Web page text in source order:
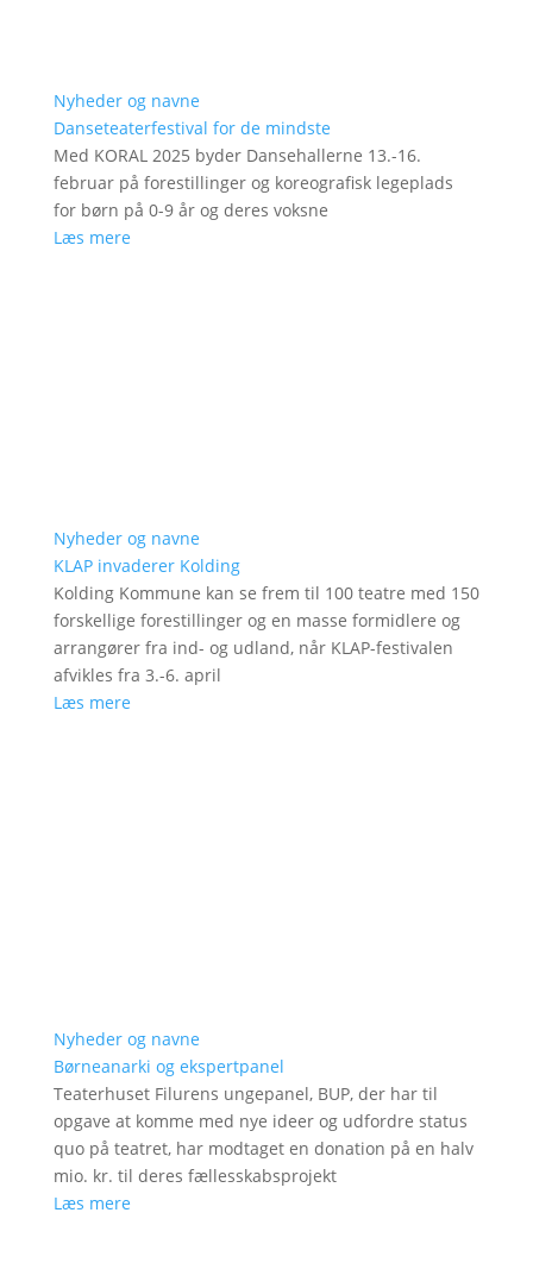
Nyheder og navne
Danseteaterfestival for de mindste
Med KORAL 2025 byder Dansehallerne 13.-16.
februar på forestillinger og koreografisk legeplads
for børn på 0-9 år og deres voksne
Læs mere
Nyheder og navne
KLAP invaderer Kolding
Kolding Kommune kan se frem til 100 teatre med 150
forskellige forestillinger og en masse formidlere og
arrangører fra ind- og udland, når KLAP-festivalen
afvikles fra 3.-6. april
Læs mere
Nyheder og navne
Børneanarki og ekspertpanel
Teaterhuset Filurens ungepanel, BUP, der har til
opgave at komme med nye ideer og udfordre status
quo på teatret, har modtaget en donation på en halv
mio. kr. til deres fællesskabsprojekt
Læs mere